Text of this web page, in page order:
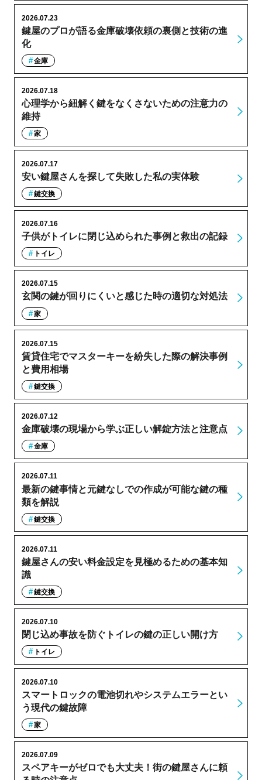
鍵屋のプロが語る金庫破壊依頼の裏側と技術の進
化
2026.07.23
金庫
心理学から紐解く鍵をなくさないための注意力の
維持
2026.07.18
家
安い鍵屋さんを探して失敗した私の実体験
2026.07.17
鍵交換
子供がトイレに閉じ込められた事例と救出の記録
2026.07.16
トイレ
玄関の鍵が回りにくいと感じた時の適切な対処法
2026.07.15
家
賃貸住宅でマスターキーを紛失した際の解決事例
と費用相場
2026.07.15
鍵交換
金庫破壊の現場から学ぶ正しい解錠方法と注意点
2026.07.12
金庫
最新の鍵事情と元鍵なしでの作成が可能な鍵の種
類を解説
2026.07.11
鍵交換
鍵屋さんの安い料金設定を見極めるための基本知
識
2026.07.11
鍵交換
閉じ込め事故を防ぐトイレの鍵の正しい開け方
2026.07.10
トイレ
スマートロックの電池切れやシステムエラーとい
う現代の鍵故障
2026.07.10
家
スペアキーがゼロでも大丈夫！街の鍵屋さんに頼
2026.07.09